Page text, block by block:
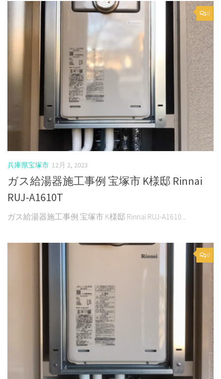
0
兵庫県宝塚市 12月 2, 2023
ガス給湯器施工事例 宝塚市 K様邸 Rinnai
RUJ-A1610T
ガス給湯器施工事例 宝塚市 K様邸 Rinnai RUJ-A1610...
0